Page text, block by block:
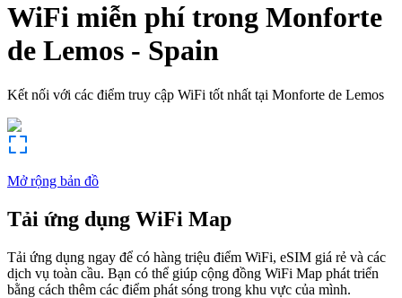
WiFi miễn phí trong Monforte
de Lemos - Spain
Kết nối với các điểm truy cập WiFi tốt nhất tại Monforte de Lemos
Mở rộng bản đồ
Tải ứng dụng WiFi Map
Tải ứng dụng ngay để có hàng triệu điểm WiFi, eSIM giá rẻ và các
dịch vụ toàn cầu. Bạn có thể giúp cộng đồng WiFi Map phát triển
bằng cách thêm các điểm phát sóng trong khu vực của mình.